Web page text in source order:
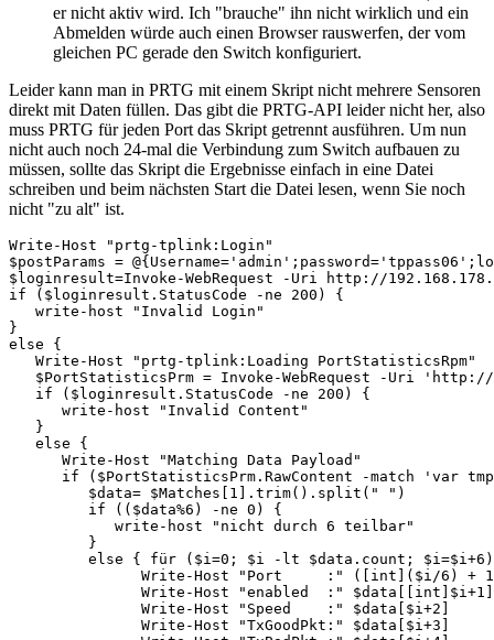
er nicht aktiv wird. Ich "brauche" ihn nicht wirklich und ein
Abmelden würde auch einen Browser rauswerfen, der vom
gleichen PC gerade den Switch konfiguriert.
Leider kann man in PRTG mit einem Skript nicht mehrere Sensoren
direkt mit Daten füllen. Das gibt die PRTG-API leider nicht her, also
muss PRTG für jeden Port das Skript getrennt ausführen. Um nun
nicht auch noch 24-mal die Verbindung zum Switch aufbauen zu
müssen, sollte das Skript die Ergebnisse einfach in eine Datei
schreiben und beim nächsten Start die Datei lesen, wenn Sie noch
nicht "zu alt" ist.
Write-Host "prtg-tplink:Login"
$postParams =
$loginresult=Invoke-WebRequest -Uri http://
if ($loginresult.StatusCode -ne 200) {
   write-host "Invalid Login"
}
else {
   Write-Host "prtg-tplink:Loading PortStatisticsRpm"
$PortStatisticsPrm = Invoke-WebRequest -Uri
   if ($loginresult.StatusCode -ne 200) {
      write-host "Invalid Content"
   }
   else {
      Write-Host "Matching Data Payload"
if ($PortStatisticsPrm.RawContent -match 'var
         $data= $Matches[1].trim().split(" ")
         if (($data%6) -ne 0) {
            write-host "nicht durch 6 teilbar"
         }
else { für ($i=0; $i -lt $data.count;
Write-Host "Port     :" ([int]($i/6) +
               Write-Host "enabled  :" $data[[int]$i+1]
               Write-Host "Speed    :" $data[$i+2]
               Write-Host "TxGoodPkt:" $data[$i+3]